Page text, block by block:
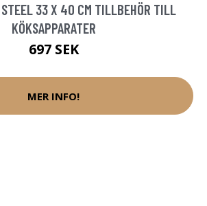
STEEL 33 X 40 CM TILLBEHÖR TILL
KÖKSAPPARATER
697 SEK
MER INFO!